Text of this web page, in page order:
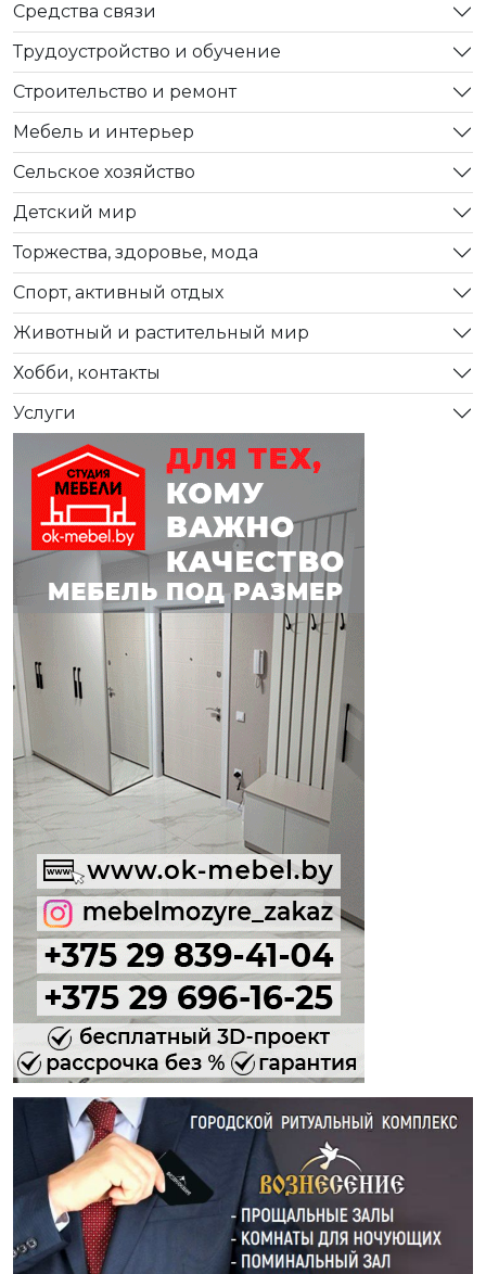
Средства связи
Трудоустройство и обучение
Строительство и ремонт
Мебель и интерьер
Сельское хозяйство
Детский мир
Торжества, здоровье, мода
Спорт, активный отдых
Животный и растительный мир
Хобби, контакты
Услуги